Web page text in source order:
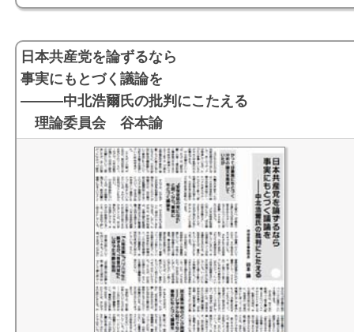
日本共産党を論ずるなら
事実にもとづく議論を
―――中北浩爾氏の批判にこたえる
理論委員会 谷本諭